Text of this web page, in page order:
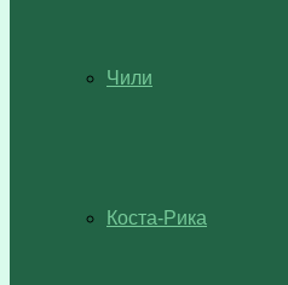
Чили
Коста-Рика